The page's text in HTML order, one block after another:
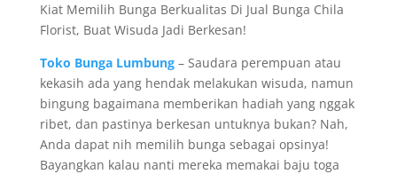
Kiat Memilih Bunga Berkualitas Di Jual Bunga Chila
Florist, Buat Wisuda Jadi Berkesan!
Toko Bunga Lumbung– Saudara perempuan atau
kekasih ada yang hendak melakukan wisuda, namun
bingung bagaimana memberikan hadiah yang nggak
ribet, dan pastinya berkesan untuknya bukan? Nah,
Anda dapat nih memilih bunga sebagai opsinya!
Bayangkan kalau nanti mereka memakai baju toga